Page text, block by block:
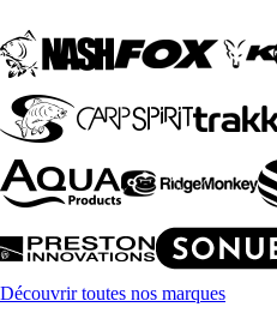
Découvrir toutes nos marques